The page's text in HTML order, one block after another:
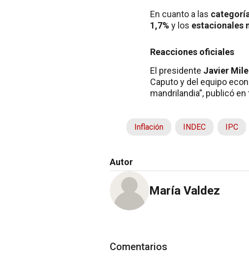
En cuanto a las
1,7% y los estacionales
Reacciones oficiales
El presidente Javier
Caputo y del equipo
mandrilandia”, publicó
Inflación INDEC IPC
Autor
María Valdez
Comentarios